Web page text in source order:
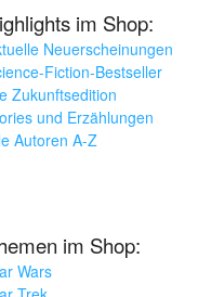
im Shop:
Neuerscheinungen
Fiction-Bestseller
Zukunftsedition
und Erzählungen
Autoren A-Z
im Shop:
Wars